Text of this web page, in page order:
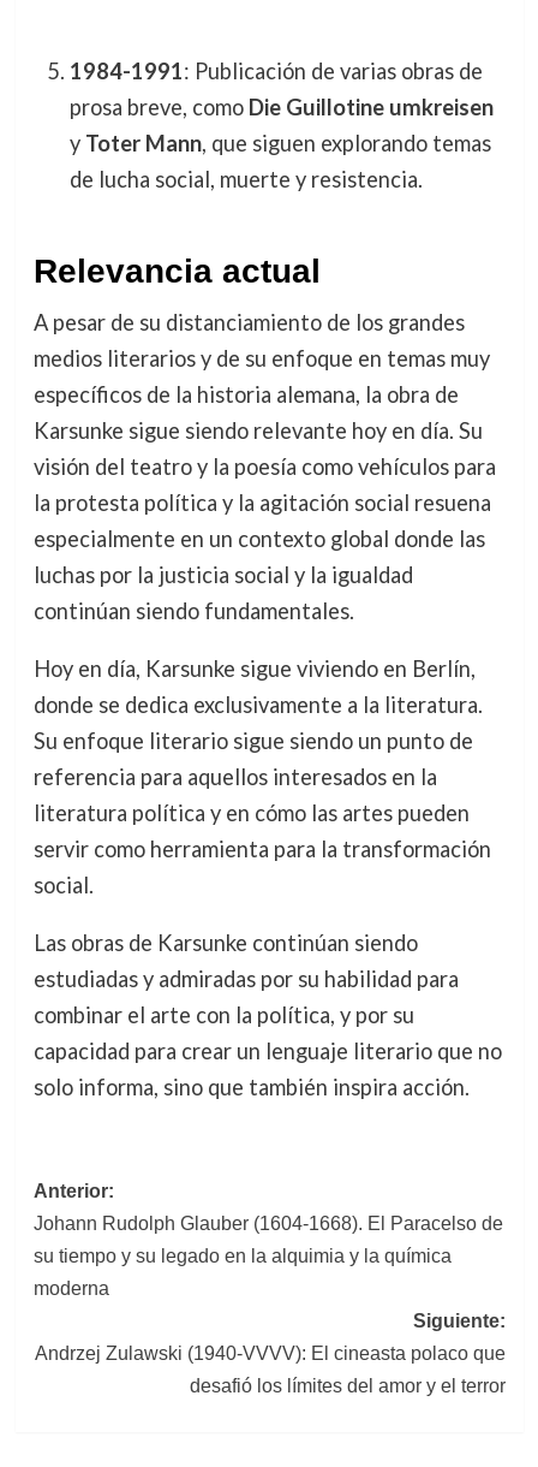
1984-1991: Publicación de varias obras de
prosa breve, como Die Guillotine umkreisen
y Toter Mann, que siguen explorando temas
de lucha social, muerte y resistencia.
Relevancia actual
A pesar de su distanciamiento de los grandes
medios literarios y de su enfoque en temas muy
específicos de la historia alemana, la obra de
Karsunke sigue siendo relevante hoy en día. Su
visión del teatro y la poesía como vehículos para
la protesta política y la agitación social resuena
especialmente en un contexto global donde las
luchas por la justicia social y la igualdad
continúan siendo fundamentales.
Hoy en día, Karsunke sigue viviendo en Berlín,
donde se dedica exclusivamente a la literatura.
Su enfoque literario sigue siendo un punto de
referencia para aquellos interesados en la
literatura política y en cómo las artes pueden
servir como herramienta para la transformación
social.
Las obras de Karsunke continúan siendo
estudiadas y admiradas por su habilidad para
combinar el arte con la política, y por su
capacidad para crear un lenguaje literario que no
solo informa, sino que también inspira acción.
Navegación
de
entradas
Anterior:
Johann Rudolph Glauber (1604-1668). El Paracelso de
su tiempo y su legado en la alquimia y la química
moderna
Siguiente:
Andrzej Zulawski (1940-VVVV): El cineasta polaco que
desafió los límites del amor y el terror